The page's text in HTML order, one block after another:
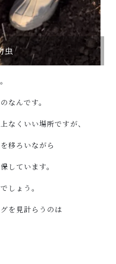
虫
なんです。
なくいい場所ですが、
移ろいながら
しています。
しょう。
を見計らうのは